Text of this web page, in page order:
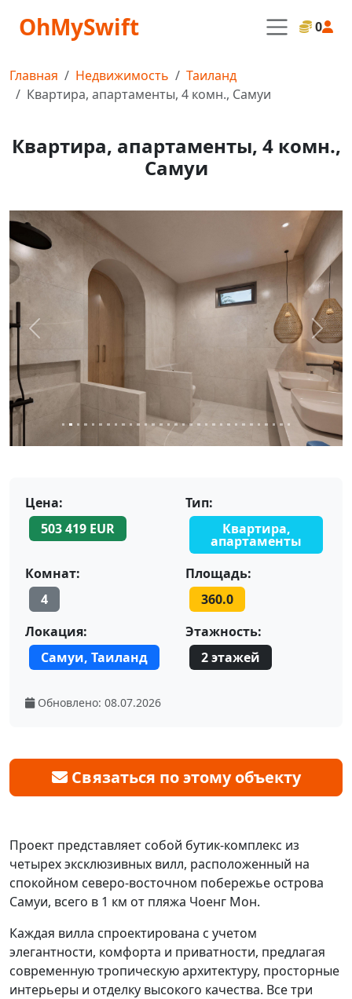
OhMySwift 0
Главная Недвижимость
Таиланд
Квартира, апартаменты, 4 комн., Самуи
Квартира, апартаменты, 4 комн.,
Самуи
Назад
Цена:
503 419 EUR
Тип:
Квартира,
апартаменты
Комнат:
4
Площадь:
360.0
Локация:
Самуи, Таиланд
Этажность:
2 этажей
Обновлено: 08.07.2026
Связаться по этому объекту
Проект представляет собой бутик-комплекс из
четырех эксклюзивных вилл, расположенный на
спокойном северо-восточном побережье острова
Самуи, всего в 1 км от пляжа Чоенг Мон.
Каждая вилла спроектирована с учетом
элегантности, комфорта и приватности, предлагая
современную тропическую архитектуру, просторные
интерьеры и отделку высокого качества. Все три